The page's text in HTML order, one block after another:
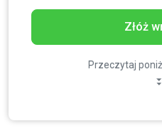
Złóż
Przeczytaj